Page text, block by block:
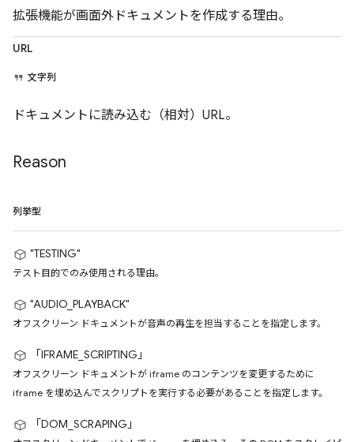
拡張機能が画面外ドキュメントを作成する理由。
URL
文字列
ドキュメントに読み込む（相対）URL。
Reason
列挙型
"TESTING"
テスト目的でのみ使用される理由。
"AUDIO_PLAYBACK"
オフスクリーン ドキュメントが音声の再生を担当することを指定します。
「IFRAME_SCRIPTING」
オフスクリーン ドキュメントが iframe のコンテンツを変更するために
iframe を埋め込んでスクリプトを実行する必要があることを指定します。
「DOM_SCRAPING」